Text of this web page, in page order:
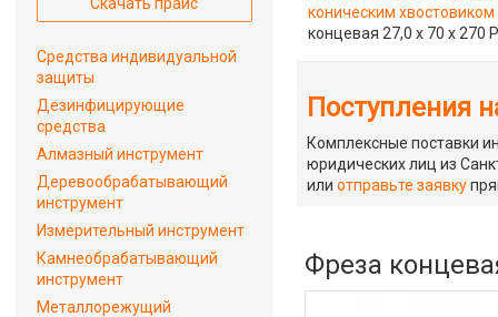
коническим хвостовиком
концевая 27,0 х 70 х 270
Поступления
Комплексные поставки
юридических лиц из
илиотправьте заявку
Фреза
Средства индивидуальной
защиты
Дезинфицирующие
средства
Алмазный инструмент
Деревообрабатывающий
инструмент
Измерительный инструмент
Камнеобрабатывающий
инструмент
Металлорежущий